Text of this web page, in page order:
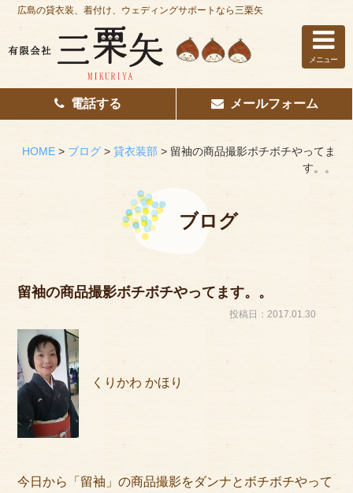
ホーム
はじめての方へ
着付け/教室
アクセス
サイズのはかり方
よくある質問
広島の貸衣装、着付け、ウェディングサポートなら三栗矢
メニュー
電話する メールフォーム
HOME> ブログ> 貸衣装部 > 留袖の商品撮影ボチボチやってま
す。。
ブログ
留袖の商品撮影ボチボチやってます。。
投稿日：2017.01.30
くりかわ かほり
今日から「留袖」の商品撮影をダンナとボチボチやって